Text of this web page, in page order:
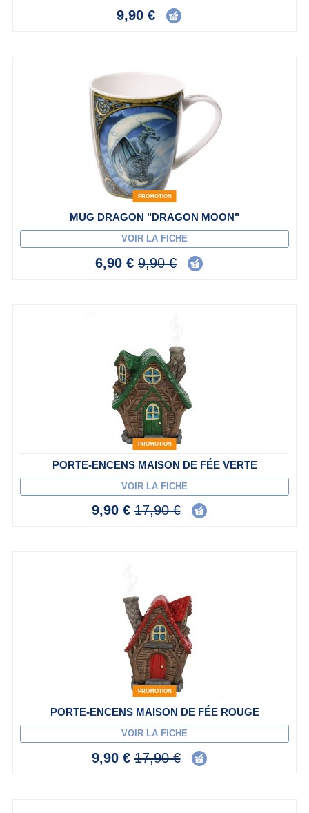
9,90 €
PROMOTION
MUG DRAGON "DRAGON MOON"
VOIR LA FICHE
6,90 € 9,90 €
PROMOTION
PORTE-ENCENS MAISON DE FÉE VERTE
VOIR LA FICHE
9,90 €17,90 €
PROMOTION
PORTE-ENCENS MAISON DE FÉE ROUGE
VOIR LA FICHE
9,90 €17,90 €